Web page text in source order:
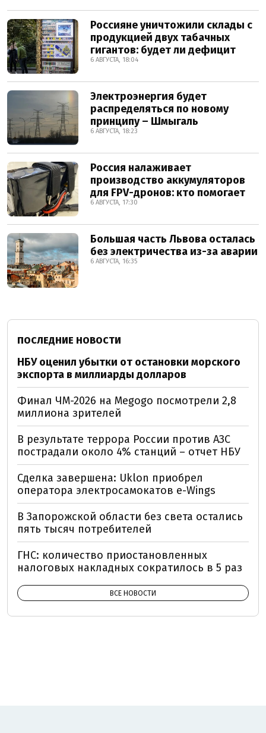
Россияне уничтожили склады с
продукцией двух табачных
гигантов: будет ли дефицит
6 АВГУСТА, 18:04
Электроэнергия будет
распределяться по новому
принципу – Шмыгаль
6 АВГУСТА, 18:23
Россия налаживает
производство аккумуляторов
для FPV-дронов: кто помогает
6 АВГУСТА, 17:30
Большая часть Львова осталась
без электричества из-за аварии
6 АВГУСТА, 16:35
ПОСЛЕДНИЕ НОВОСТИ
НБУ оценил убытки от остановки морского
экспорта в миллиарды долларов
Финал ЧМ-2026 на Megogo посмотрели 2,8
миллиона зрителей
В результате террора России против АЗС
пострадали около 4% станций – отчет НБУ
Сделка завершена: Uklon приобрел
оператора электросамокатов e-Wings
В Запорожской области без света остались
пять тысяч потребителей
ГНС: количество приостановленных
налоговых накладных сократилось в 5 раз
ВСЕ НОВОСТИ